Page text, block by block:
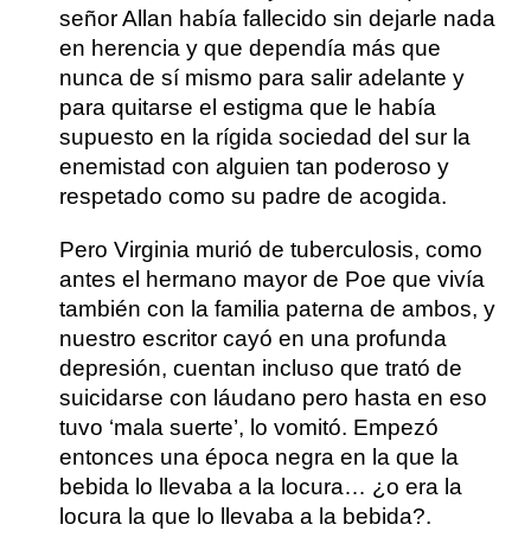
señor Allan había fallecido sin dejarle nada
en herencia y que dependía más que
nunca de sí mismo para salir adelante y
para quitarse el estigma que le había
supuesto en la rígida sociedad del sur la
enemistad con alguien tan poderoso y
respetado como su padre de acogida.
Pero Virginia murió de tuberculosis, como
antes el hermano mayor de Poe que vivía
también con la familia paterna de ambos, y
nuestro escritor cayó en una profunda
depresión, cuentan incluso que trató de
suicidarse con láudano pero hasta en eso
tuvo ‘mala suerte’, lo vomitó. Empezó
entonces una época negra en la que la
bebida lo llevaba a la locura… ¿o era la
locura la que lo llevaba a la bebida?.